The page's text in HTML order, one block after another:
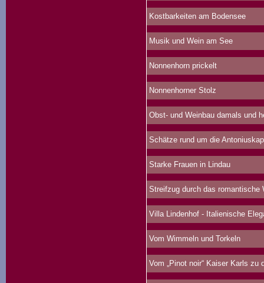
Kostbarkeiten am Bodensee
Musik und Wein am See
Nonnenhorn prickelt
Nonnenhorner Stolz
Obst- und Weinbau damals und
Schätze rund um die
Starke Frauen in Lindau
Streifzug durch das romantische
Villa Lindenhof - Italienische
Vom Wimmeln und Torkeln
Vom „Pinot noir“ Kaiser Karls zu